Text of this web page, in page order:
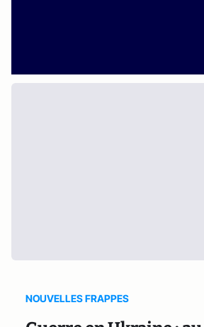
NOUVELLES FRAPPES